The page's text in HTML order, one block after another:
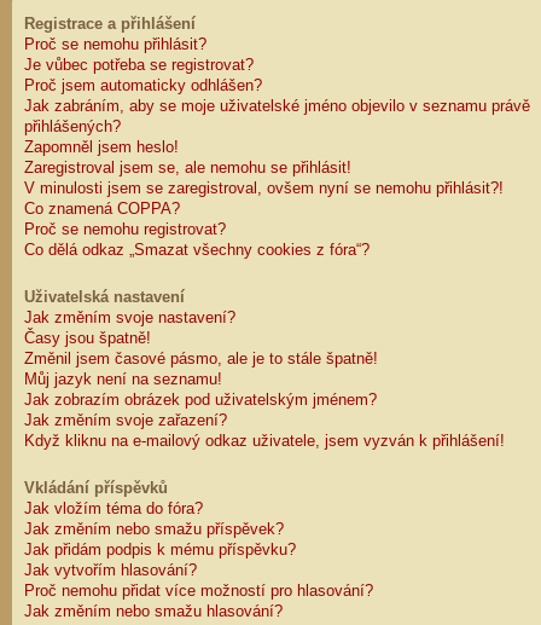
Registrace a přihlášení
Proč se nemohu přihlásit?
Je vůbec potřeba se registrovat?
Proč jsem automaticky odhlášen?
Jak zabráním, aby se moje uživatelské jméno objevilo v seznamu právě
přihlášených?
Zapomněl jsem heslo!
Zaregistroval jsem se, ale nemohu se přihlásit!
V minulosti jsem se zaregistroval, ovšem nyní se nemohu přihlásit?!
Co znamená COPPA?
Proč se nemohu registrovat?
Co dělá odkaz „Smazat všechny cookies z fóra“?
Uživatelská nastavení
Jak změním svoje nastavení?
Časy jsou špatně!
Změnil jsem časové pásmo, ale je to stále špatně!
Můj jazyk není na seznamu!
Jak zobrazím obrázek pod uživatelským jménem?
Jak změním svoje zařazení?
Když kliknu na e-mailový odkaz uživatele, jsem vyzván k přihlášení!
Vkládání příspěvků
Jak vložím téma do fóra?
Jak změním nebo smažu příspěvek?
Jak přidám podpis k mému příspěvku?
Jak vytvořím hlasování?
Proč nemohu přidat více možností pro hlasování?
Jak změním nebo smažu hlasování?